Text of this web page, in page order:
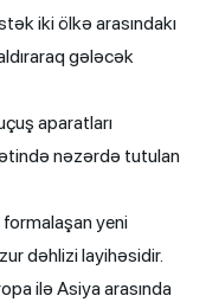
iki ölkə arasındakı
gələcək
aparatları
nəzərdə tutulan
yeni
dəhlizi layihəsidir.
ilə Asiya arasında